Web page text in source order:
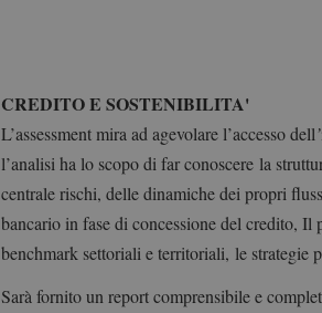
CREDITO E SOSTENIBILITA'
L’assessmentmira ad agevolare l’accesso dell’
l’analisi ha lo scopo di far conoscere la
centrale rischi, delle dinamiche dei propri
bancario in fase di concessione del credito, Il
benchmark settoriali e territoriali, le strategie
Sarà fornito un report comprensibile e